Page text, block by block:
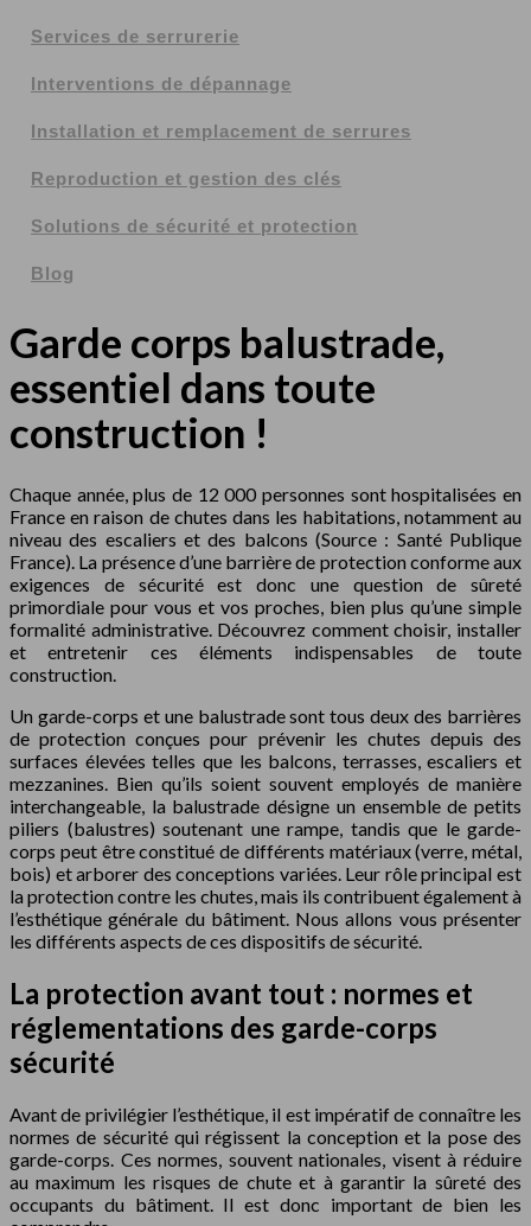
Services de serrurerie
Interventions de dépannage
Installation et remplacement de serrures
Reproduction et gestion des clés
Solutions de sécurité et protection
Blog
Garde corps balustrade,
essentiel dans toute
construction !
Chaque année, plus de 12 000 personnes sont hospitalisées en
France en raison de chutes dans les habitations, notamment au
niveau des escaliers et des balcons (Source : Santé Publique
France). La présence d’une barrière de protection conforme aux
exigences de sécurité est donc une question de sûreté
primordiale pour vous et vos proches, bien plus qu’une simple
formalité administrative. Découvrez comment choisir, installer
et entretenir ces éléments indispensables de toute
construction.
Un garde-corps et une balustrade sont tous deux des barrières
de protection conçues pour prévenir les chutes depuis des
surfaces élevées telles que les balcons, terrasses, escaliers et
mezzanines. Bien qu’ils soient souvent employés de manière
interchangeable, la balustrade désigne un ensemble de petits
piliers (balustres) soutenant une rampe, tandis que le garde-
corps peut être constitué de différents matériaux (verre, métal,
bois) et arborer des conceptions variées. Leur rôle principal est
la protection contre les chutes, mais ils contribuent également à
l’esthétique générale du bâtiment. Nous allons vous présenter
les différents aspects de ces dispositifs de sécurité.
La protection avant tout : normes et
réglementations des garde-corps
sécurité
Avant de privilégier l’esthétique, il est impératif de connaître les
normes de sécurité qui régissent la conception et la pose des
garde-corps. Ces normes, souvent nationales, visent à réduire
au maximum les risques de chute et à garantir la sûreté des
occupants du bâtiment. Il est donc important de bien les